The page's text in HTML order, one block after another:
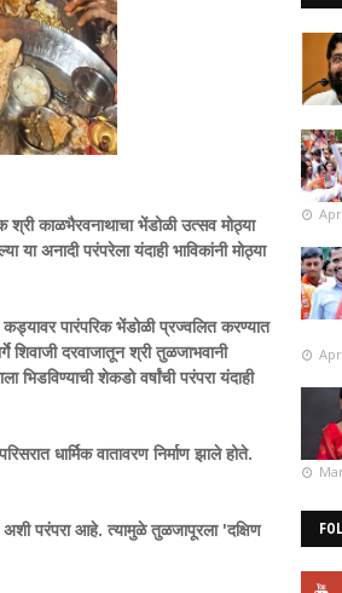
काळभैरवनाथाचा भेंडोळी उत्सव मोठ्या
अनादी परंपरेला यंदाही भाविकांनी मोठ्या
पारंपरिक भेंडोळी प्रज्वलित करण्यात
शिवाजी दरवाजातून श्री तुळजाभवानी
भिडविण्याची शेकडो वर्षांची परंपरा यंदाही
धार्मिक वातावरण निर्माण झाले होते.
परंपरा आहे. त्यामुळे तुळजापूरला 'दक्षिण